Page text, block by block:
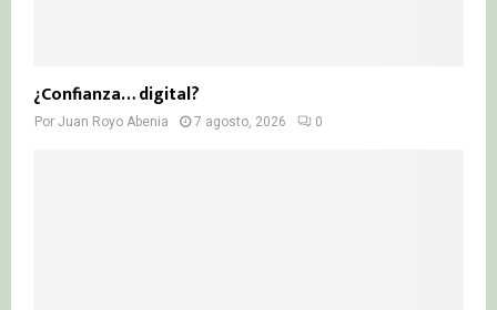
¿Confianza… digital?
Por Juan Royo Abenia 7 agosto, 2026 0